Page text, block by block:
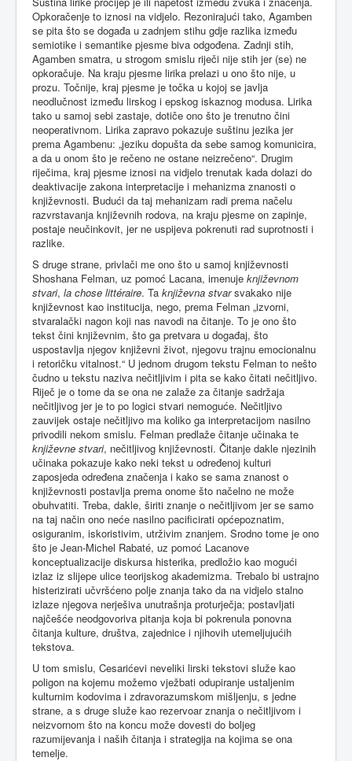
Opkoračenje to iznosi na vidjelo. Rezonirajući tako, Agamben
se pita što se događa u zadnjem stihu gdje razlika između
semiotike i semantike pjesme biva odgođena. Zadnji stih,
Agamben smatra, u strogom smislu riječi nije stih jer (se) ne
opkoračuje. Na kraju pjesme lirika prelazi u ono što nije, u
prozu. Točnije, kraj pjesme je točka u kojoj se javlja
neodlučnost između lirskog i epskog iskaznog modusa. Lirika
tako u samoj sebi zastaje, dotiče ono što je trenutno čini
neoperativnom. Lirika zapravo pokazuje suštinu jezika jer
prema Agambenu: „jeziku dopušta da sebe samog komunicira,
a da u onom što je rečeno ne ostane neizrečeno“. Drugim
riječima, kraj pjesme iznosi na vidjelo trenutak kada dolazi do
deaktivacije zakona interpretacije i mehanizma znanosti o
književnosti. Budući da taj mehanizam radi prema načelu
razvrstavanja književnih rodova, na kraju pjesme on zapinje,
postaje neučinkovit, jer ne uspijeva pokrenuti rad suprotnosti i
razlike.
S druge strane, privlači me ono što u samoj književnosti
Shoshana Felman, uz pomoć Lacana, imenuje književnom
stvari, la chose littéraire. Ta književna stvarsvakako nije
književnost kao institucija, nego, prema Felman „izvorni,
stvaralački nagon koji nas navodi na čitanje. To je ono što
tekst čini književnim, što ga pretvara u događaj, što
uspostavlja njegov književni život, njegovu trajnu emocionalnu
i retoričku vitalnost.“ U jednom drugom tekstu Felman to nešto
čudno u tekstu naziva nečitljivim i pita se kako čitati nečitljivo.
Riječ je o tome da se ona ne zalaže za čitanje sadržaja
nečitljivog jer je to po logici stvari nemoguće. Nečitljivo
zauvijek ostaje nečitljivo ma koliko ga interpretacijom nasilno
privodili nekom smislu. Felman predlaže čitanje učinaka te
književne stvari, nečitljivog književnosti. Čitanje dakle njezinih
učinaka pokazuje kako neki tekst u određenoj kulturi
zaposjeda određena značenja i kako se sama znanost o
književnosti postavlja prema onome što načelno ne može
obuhvatiti. Treba, dakle, širiti znanje o nečitljivom jer se samo
na taj način ono neće nasilno pacificirati općepoznatim,
osiguranim, iskoristivim, utrživim znanjem. Srodno tome je ono
što je Jean-Michel Rabaté, uz pomoć Lacanove
konceptualizacije diskursa histerika, predložio kao mogući
izlaz iz slijepe ulice teorijskog akademizma. Trebalo bi ustrajno
histerizirati učvršćeno polje znanja tako da na vidjelo stalno
izlaze njegova nerješiva unutrašnja proturječja; postavljati
najčešće neodgovoriva pitanja koja bi pokrenula ponovna
čitanja kulture, društva, zajednice i njihovih utemeljujućih
tekstova.
U tom smislu, Cesarićevi neveliki lirski tekstovi služe kao
poligon na kojemu možemo vježbati odupiranje ustaljenim
kulturnim kodovima i zdravorazumskom mišljenju, s jedne
strane, a s druge služe kao rezervoar znanja o nečitljivom i
neizvornom što na koncu može dovesti do boljeg
razumijevanja i naših čitanja i strategija na kojima se ona
temelje.